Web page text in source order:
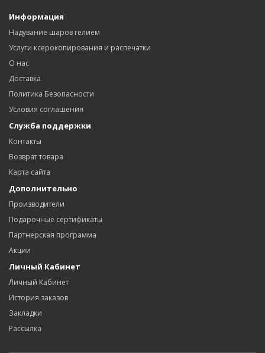
Информация
Надувание шаров гелием
Услуги ксерокопирования и распечатки
О нас
Доставка
Политика Безопасности
Условия соглашения
Служба поддержки
Контакты
Возврат товара
Карта сайта
Дополнительно
Производители
Подарочные сертификаты
Партнерская программа
Акции
Личный Кабинет
Личный Кабинет
История заказов
Закладки
Рассылка